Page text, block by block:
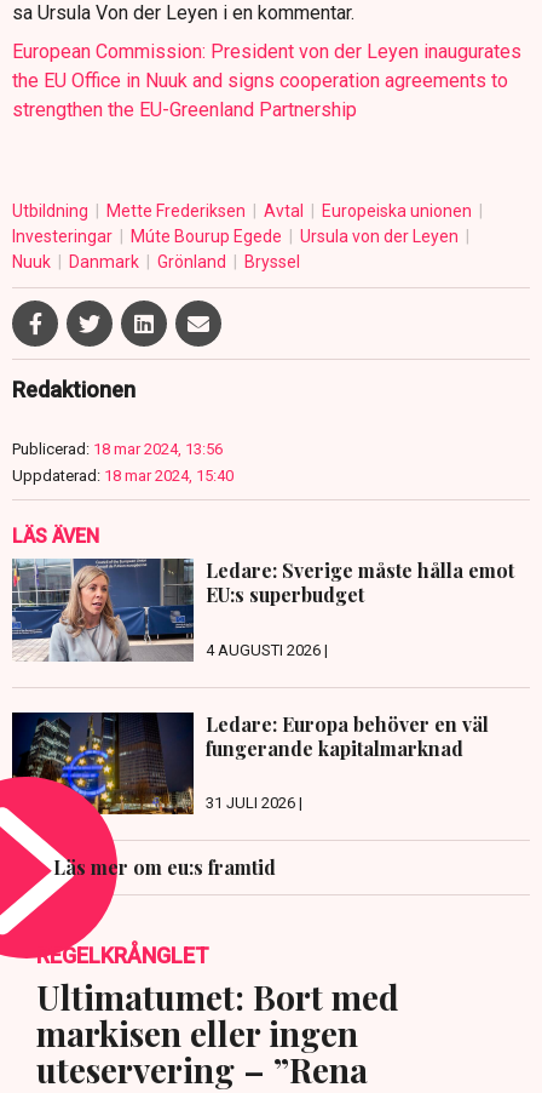
sa Ursula Von der Leyen i en kommentar.
European Commission: President von der Leyen inaugurates
the EU Office in Nuuk and signs cooperation agreements to
strengthen the EU-Greenland Partnership
Utbildning Mette Frederiksen Avtal
Europeiska unionen
Investeringar
Múte Bourup Egede
Ursula von der Leyen
Nuuk
Danmark Grönland Bryssel
Redaktionen
Publicerad: 18 mar 2024, 13:56
Uppdaterad: 18 mar 2024, 15:40
LÄS ÄVEN
Ledare: Sverige måste hålla emot
EU:s superbudget
4 AUGUSTI 2026 |
Ledare: Europa behöver en väl
fungerande kapitalmarknad
31 JULI 2026 |
Läs mer om eu:s framtid
REGELKRÅNGLET
Ultimatumet: Bort med
markisen eller ingen
uteservering – ”Rena